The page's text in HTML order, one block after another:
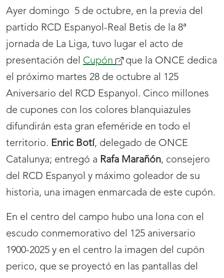
Ayer domingo 5 de octubre, en la previa del
partido RCD Espanyol-Real Betis de la 8ª
jornada de La Liga, tuvo lugar el acto de
presentación del Cupón (se
abrirá
nueva
ventana)
que la ONCE dedica
el próximo martes 28 de octubre al 125
Aniversario del RCD Espanyol. Cinco millones
de cupones con los colores blanquiazules
difundirán esta gran efeméride en todo el
territorio. Enric Botí, delegado de ONCE
Catalunya; entregó a Rafa Marañón, consejero
del RCD Espanyol y máximo goleador de su
historia, una imagen enmarcada de este cupón.
En el centro del campo hubo una lona con el
escudo conmemorativo del 125 aniversario
1900-2025 y en el centro la imagen del cupón
perico, que se proyectó en las pantallas del